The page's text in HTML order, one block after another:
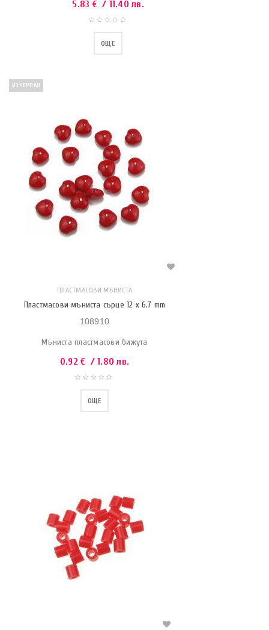
5.83 € / 11.40 лв.
ОЩЕ
ИЗЧЕРПАН
ПЛАСТМАСОВИ МЪНИСТА
Пластмасови мъниста сърце 12 x 6.7 mm
108910
Мъниста пластмасови бижута
0.92€ / 1.80 лв.
ОЩЕ